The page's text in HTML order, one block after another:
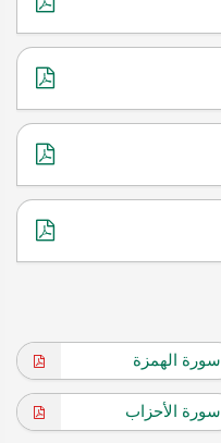
سورة الهمزة
سورة الأحزاب